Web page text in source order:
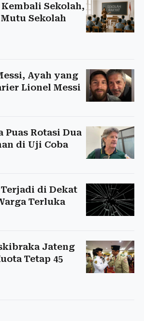
Sekolah,
Sekolah
Ayah yang
Lionel Messi
Puas Rotasi Dua
di Uji Coba
di Dekat
Terluka
Jateng
Tetap 45